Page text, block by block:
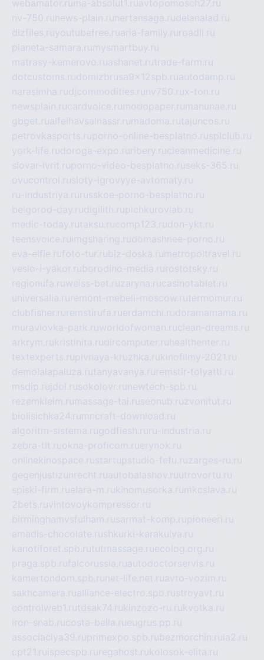
webamator.ru ma-absolut1.ruavtopomosch27.ru
nv-750.ru news-plain.ru nertansaga.rudelanalad.ru
dizfiles.ruyoutubefree.ruaria-family.ru roadli.ru
planeta-samara.ru mysmartbuy.ru
matrasy-kemerovo.ruashanet.rutrade-farm.ru
dotcustoms.rudomizbrusa9x12spb.ruautodamp.ru
narasimha.rudjcommodities.ru nv750.rux-ton.ru
newsplain.rucardvoice.ru modopaper.ru manunae.ru
gbget.rualfeihavsalnassr.ru madoma.rutajuncos.ru
petrovkasports.ruporno-online-besplatno.rusplclub.ru
york-life.rudoroga-expo.ru ribery.rucleanmedicine.ru
slovar-ivrit.ruporno-video-besplatno.ruseks-365.ru
ovucontrol.rusloty-igrovyye-avtomaty.ru
ru-industriya.ru russkoe-porno-besplatno.ru
belgorod-day.rudigilith.rupichkurovlab.ru
medic-today.rutaksu.rucomp123.rudon-ykt.ru
teensvoice.ru imgsharing.rudomashnee-porno.ru
eva-elfie.rufoto-tur.rubiz-doska.ru metropoltravel.ru
veslo-i-yakor.ruborodino-media.ru rostotsky.ru
regionufa.ruweiss-bet.ruzaryna.rucasinotablet.ru
universalia.ru remont-mebeli-moscow.rutermomur.ru
clubfisher.ru remstirufa.ruerdamchi.rudoramamama.ru
muraviovka-park.ruworldofwoman.ruclean-dreams.ru
arkrym.rukristinita.rudircomputer.ru healthenter.ru
textexperts.rupivnaya-kruzhka.rukinofilmy-2021.ru
demolalapaluza.rutanyavanya.ru remstir-tolyatti.ru
msdip.ru jdol.rusokolovr.ru newtech-spb.ru
rezemkleim.ru massage-tai.ruseonub.ruzvonitut.ru
biolisichka24.ru mncraft-download.ru
algoritm-sistema.rugodflesh.ru ru-industria.ru
zebra-tlt.ruokna-proficom.ruerynok.ru
onlinekinospace.rustartupstudio-fefu.ruzarges-ru.ru
gegenjustizunrecht.ruautobalashov.ruutrovortu.ru
spiski-firm.ruelara-m.rukinomusorka.ru mkcslava.ru
2bets.ruvintovoykompressor.ru
birminghamvsfulham.rusarmat-komp.rupioneeri.ru
amadis-chocolate.rushkurki-karakulya.ru
kanotiforet.spb.rututmassage.ruecolog.org.ru
praga.spb.rufalcorussia.ruautodoctorservis.ru
kamertondom.spb.ru net-life.net.ruavto-vozim.ru
sakhcamera.rualliance-electro.spb.rustroyavt.ru
controlweb1.rutdsak74.rukinzozo-ru.rukvotka.ru
iron-snab.rucosta-bella.rueugrus.pp.ru
associaciya39.ruprimexpo.spb.rubezmorchin.ru ia2.ru
cpt21.ru ispecspb.ru regahost.rukolosok-elita.ru